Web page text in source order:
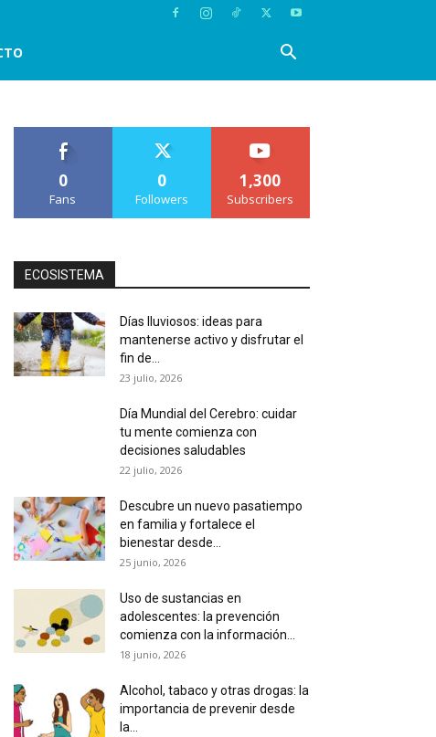
0
Fans
0
Followers
1,300
Subscribers
ECOSISTEMA
Días lluviosos: ideas para
mantenerse activo y disfrutar el
fin de...
23 julio, 2026
Día Mundial del Cerebro: cuidar
tu mente comienza con
decisiones saludables
22 julio, 2026
Descubre un nuevo pasatiempo
en familia y fortalece el
bienestar desde...
25 junio, 2026
Uso de sustancias en
adolescentes: la prevención
comienza con la información...
18 junio, 2026
Alcohol, tabaco y otras drogas: la
importancia de prevenir desde
la...